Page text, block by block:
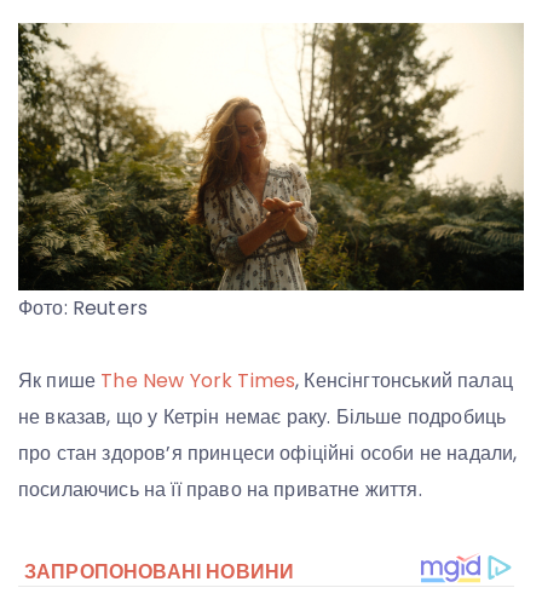
Фото: Reuters
Як пише The New York Times, Кенсінгтонський палац
не вказав, що у Кетрін немає раку. Більше подробиць
про стан здоров’я принцеси офіційні особи не надали,
посилаючись на її право на приватне життя.